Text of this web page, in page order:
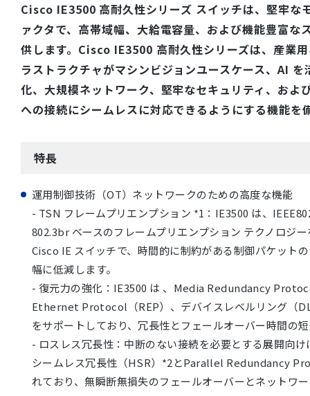
Cisco IE3500 高耐久性シリーズ スイッチは、堅牢な
ァクタで、高帯域幅、大給電容量、および機能豊富な
供します。Cisco IE3500 高耐久性シリーズは、産業
ラストラクチャがマシンビジョンユースケース、AI
化、大規模ネットワーク、堅牢なセキュリティ、およ
への接続にシームレスに対応できるようにする機能を
特長
運用制御技術（OT）ネットワークのための高度な機能
- TSN フレームプリエンプション *1：IE3500 は、
802.3br ベースのフレームプリエンプション テクノロジ
Cisco IE スイッチで、時間的に制約がある制御パケット
幅に低減します。
- 復元力の強化：IE3500 は 、Media Redundancy
Ethernet Protocol（REP）、デバイスレベルリング（
をサポートしており、冗長性とフェールオーバー時間の
- ロスレス冗長性：中断のない接続を必要とする展開向
シームレス冗長性（HSR）*2とParallel Redundancy
れており、無瞬断無損失のフェールオーバーとネットワ